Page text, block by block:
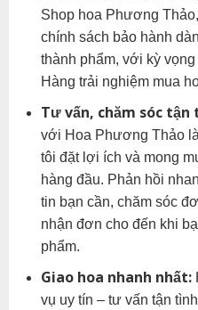
Shop hoa Phương
chính sách bảo hành
thành phẩm, với kỳ
Hàng trải nghiệm mua
Tư vấn, chăm sóc tận
với Hoa Phương Thảo
tôi đặt lợi ích và mong
hàng đầu. Phản hồi
tin bạn cần, chăm sóc
nhận đơn cho đến khi
phẩm.
Giao hoa nhanh nhất:
vụ uy tín – tư vấn tận